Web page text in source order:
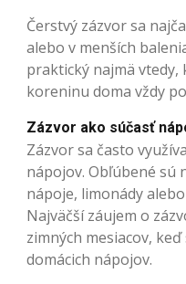
Čerstvý zázvor sa
alebo v menších
praktický najmä
koreninu doma vždy
Zázvor ako súčasť
Zázvor sa často
nápojov. Obľúbené sú
nápoje, limonády
Najväčší záujem o
zimných mesiacov,
domácich nápojov.